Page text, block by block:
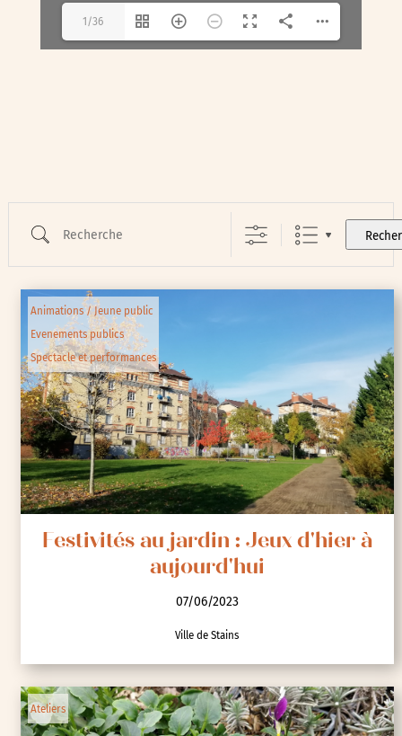
1/36
Animations / Jeune public
Evenements publics
Spectacle et performances
Festivités au jardin : Jeux d'hier à
aujourd'hui
07/06/2023
Ville de Stains
Ateliers